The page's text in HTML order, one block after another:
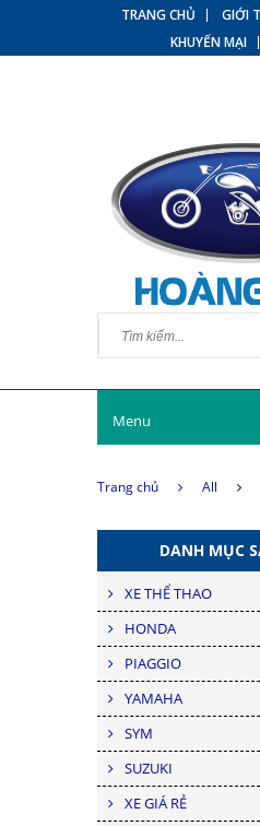
TRANG CHỦ GIỚI
KHUYẾN MẠI
Menu
Trang chủ All
DANH MỤC
XE THỂ THAO
HONDA
PIAGGIO
YAMAHA
SYM
SUZUKI
XE GIÁ RẺ